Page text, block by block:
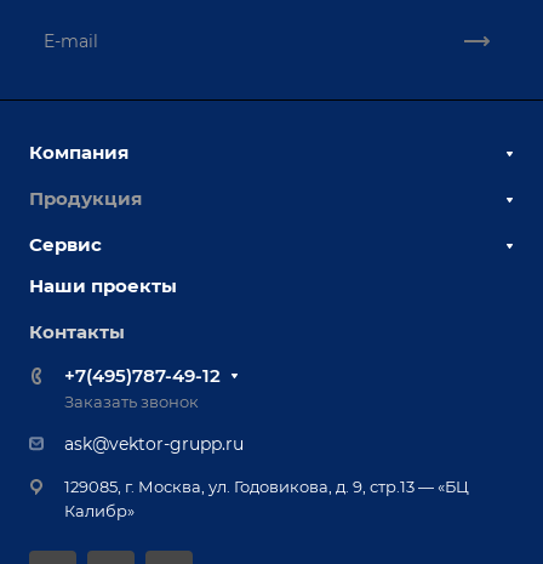
Компания
О компании
Выставки и мероприятия
Вопрос ответ
Реквизиты
Документы
Продукция
Сборочно-сварочные столы
Оснастка для сварочных столов
Оборудование для приварки крепежа
Приварной крепеж
Специализированные решения для сварки
Позиционеры и вращатели
Сервис
Сервисное обслуживание
Обучение
Лизинг
Гарантия
автоматизации
Наши проекты
Контакты
+7(495)787-49-12
Заказать звонок
ask@vektor-grupp.ru
129085, г. Москва, ул. Годовикова, д. 9, стр.13 — «БЦ
Калибр»